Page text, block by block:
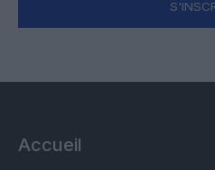
Accueil